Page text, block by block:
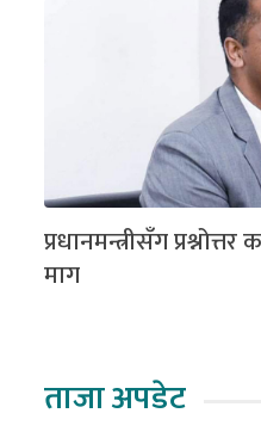
प्रधानमन्त्रीसँग
माग
ताजा अपडेट